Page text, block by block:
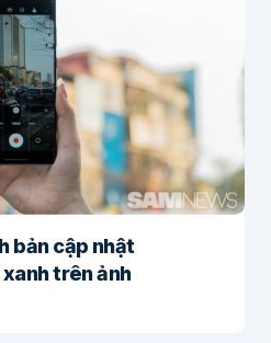
bản cập nhật
trên ảnh